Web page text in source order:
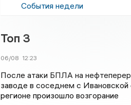
События недели
Топ 3
06/08 12:23
После атаки БПЛА на
заводе в соседнем с Ивановской
регионе произошло возгорание